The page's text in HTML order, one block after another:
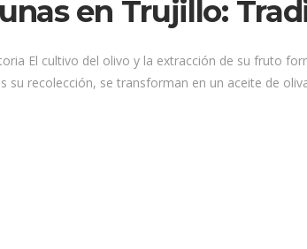
en Trujillo:
El cultivo del olivo y la extracción de su fruto
su recolección, se transforman en un aceite de